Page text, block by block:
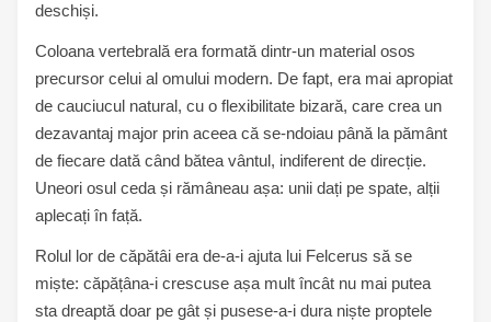
deschiși.
Coloana vertebrală era formată dintr-un material osos
precursor celui al omului modern. De fapt, era mai apropiat
de cauciucul natural, cu o flexibilitate bizară, care crea un
dezavantaj major prin aceea că se-ndoiau până la pământ
de fiecare dată când bătea vântul, indiferent de direcție.
Uneori osul ceda și rămâneau așa: unii dați pe spate, alții
aplecați în față.
Rolul lor de căpătâi era de-a-i ajuta lui Felcerus să se
miște: căpățâna-i crescuse așa mult încât nu mai putea
sta dreaptă doar pe gât și pusese-a-i dura niște proptele